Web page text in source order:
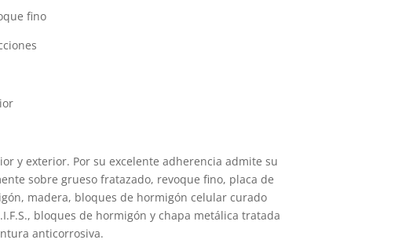
fino
y exterior. Por su excelente adherencia admite su
sobre grueso fratazado, revoque fino, placa de
madera, bloques de hormigón celular curado
bloques de hormigón y chapa metálica tratada
anticorrosiva.